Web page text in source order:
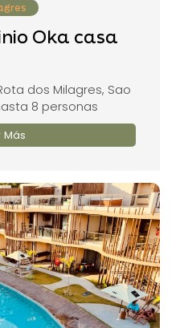
Oka casa
dos Milagres, Sao
8 personas
Más